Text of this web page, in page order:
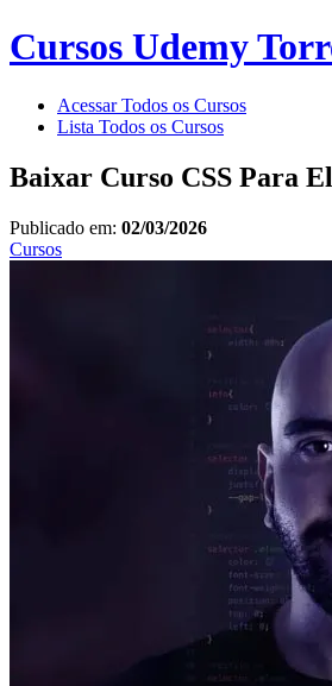
Cursos Udemy
Acessar Todos os Cursos
Lista Todos os Cursos
Baixar Curso CSS Para
Publicado em: 02/03/2026
Cursos